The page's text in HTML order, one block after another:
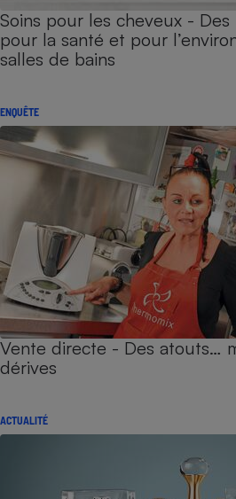
Soins pour les cheveux -
pour la santé et pour
salles de bains
ENQUÊTE
Vente directe - Des atouts…
dérives
ACTUALITÉ